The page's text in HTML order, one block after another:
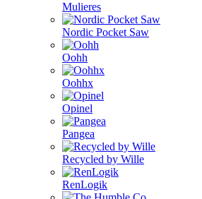
Mulieres
Nordic Pocket Saw
Oohh
Oohhx
Opinel
Pangea
Recycled by Wille
RenLogik